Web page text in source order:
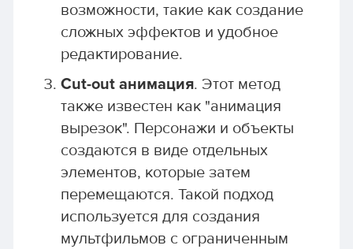
возможности, такие как создание
сложных эффектов и удобное
редактирование.
Cut-out анимация. Этот метод
также известен как "анимация
вырезок". Персонажи и объекты
создаются в виде отдельных
элементов, которые затем
перемещаются. Такой подход
используется для создания
мультфильмов с ограниченным